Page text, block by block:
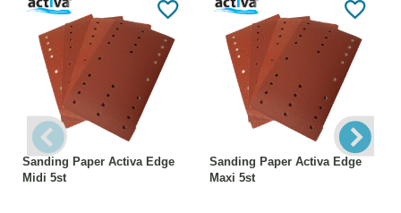
Sanding Paper Activa Edge
Midi 5st
Sanding Paper Activa Edge
Maxi 5st